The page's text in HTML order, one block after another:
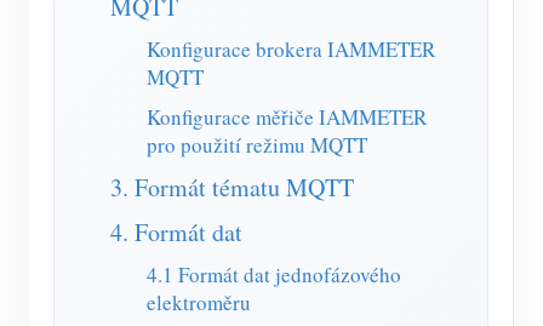
Simulátor IAMMETER
Virtuální měřič
Aplikace
Monitor energie solárního FV systému
Monitor spotřeby elektřiny
Řídicí systém PV ohřívače
Rychlý start produktu
Společenství
MQTT
Konfigurace brokera IAMMETER
MQTT
Konfigurace měřiče IAMMETER
pro použití režimu MQTT
3. Formát tématu MQTT
4. Formát dat
4.1 Formát dat jednofázového
elektroměru